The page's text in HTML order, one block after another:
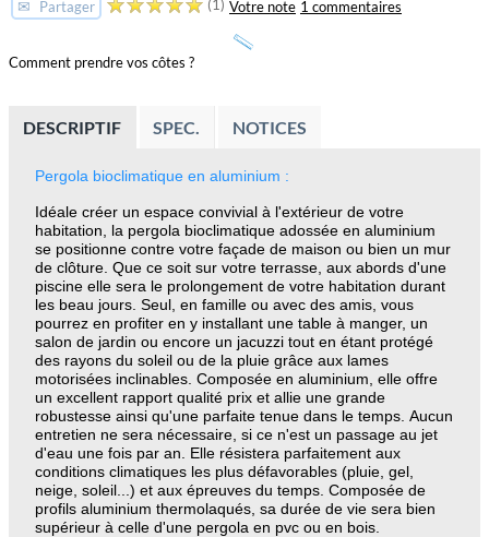
✉ Partager (1) Votre note 1 commentaires
Comment prendre vos côtes ?
DESCRIPTIF SPEC. NOTICES
Pergola bioclimatique en aluminium :
Idéale créer un espace convivial à l'extérieur de votre
habitation, la pergola bioclimatique adossée en aluminium
se positionne contre votre façade de maison ou bien un mur
de clôture. Que ce soit sur votre terrasse, aux abords d'une
piscine elle sera le prolongement de votre habitation durant
les beau jours. Seul, en famille ou avec des amis, vous
pourrez en profiter en y installant une table à manger, un
salon de jardin ou encore un jacuzzi tout en étant protégé
des rayons du soleil ou de la pluie grâce aux lames
motorisées inclinables. Composée en aluminium, elle offre
un excellent rapport qualité prix et allie une grande
robustesse ainsi qu'une parfaite tenue dans le temps. Aucun
entretien ne sera nécessaire, si ce n'est un passage au jet
d'eau une fois par an.
Elle résistera parfaitement aux
conditions climatiques les plus défavorables (pluie, gel,
neige, soleil...) et aux épreuves du temps. Composée de
profils aluminium thermolaqués , sa durée de vie sera bien
supérieur à celle d'une pergola en pvc ou en bois.